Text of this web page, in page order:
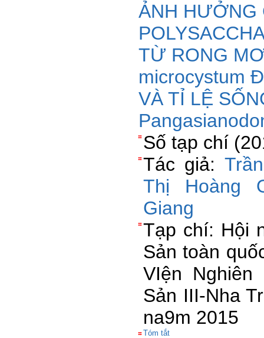
ẢNH HƯỞNG
TỪ RONG
microcystum
VÀ TỈ LỆ
Số tạp chí
Tác giả:
Thị Hoàng
Giang
Tạp chí: Hội
Sản toàn
VIện
Sản III-Nha
na9m 2015
Tóm tắt